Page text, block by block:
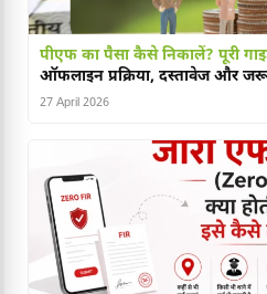
पीएफ का पैसा कैसे निकालें? पूरी
ऑफलाइन प्रक्रिया, दस्तावेज और
27 April 2026